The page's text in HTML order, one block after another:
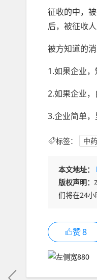
征收的中，
后，被征收
被方知道的
1.如果企业
2.如果企业
3.企业简单
标签： 中
本文地址：
版权声明：
们将在24小
赞8